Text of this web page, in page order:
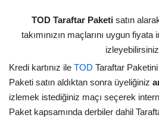
TOD Taraftar Paketi satın
takımınızın maçlarını uygun
Kredi kartınız ile TOD Taraftar
Paketi satın aldıktan sonra üyeliğiniz
izlemek istediğiniz maçı seçerek
Paket kapsamında derbiler dahil